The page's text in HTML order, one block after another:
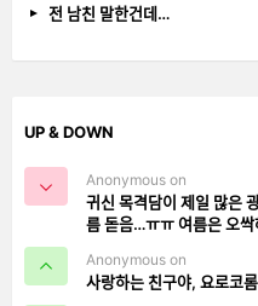
전 남친 말한건데…
UP & DOWN
Anonymous on
귀신 목격담이 제일
름 돋음…ㅠㅠ 여름은
Anonymous on
사랑하는 친구야,